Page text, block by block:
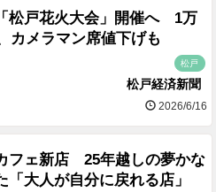
松戸花火大会」開催へ 1万
カメラマン席値下げも
松戸
松戸経済新聞
2026/6/16
フェ新店 25年越しの夢かな
「大人が自分に戻れる店」